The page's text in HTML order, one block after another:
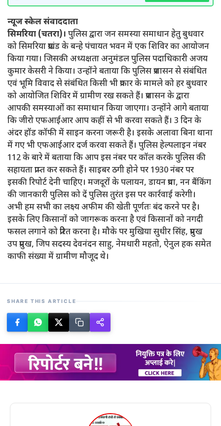
न्यूज स्केल संवाददाता
सिमरिया (चतरा)। पुलिस द्वारा जन समस्या समाधान हेतु बुधवार
को सिमरिया प्रखंड के बन्हे पंचायत भवन में एक शिविर का आयोजन
किया गया। जिसकी अध्यक्षता अनुमंडल पुलिस पदाधिकारी अजय
कुमार केसरी ने किया। उन्होंने बताया कि पुलिस प्रशासन से संबंधित
एवं भूमि विवाद से संबंधित किसी भी प्रकार के मामले को हर बुधवार
को आयोजित शिविर में ग्रामीण रख सकते हैं। प्रशासन के द्वारा
आपकी समस्याओं का समाधान किया जाएगा। उन्होंने आगे बताया
कि जीरो एफआईआर आप कहीं से भी करवा सकते हैं। 3 दिन के
अंदर हॉड कॉफी में साइन करना जरूरी है। इसके अलावा बिना थाना
में गए भी एफआईआर दर्ज करवा सकते हैं। पुलिस हेल्पलाइन नंबर
112 के बारे में बताया कि आप इस नंबर पर कॉल करके पुलिस की
सहायता प्राप्त कर सकते हैं। साइबर ठगी होने पर 1930 नंबर पर
इसकी रिपोर्ट देनी चाहिए। मजदूरों के पलायन, डायन प्रथा, नन बैंकिंग
की जानकारी पुलिस को दें पुलिस तुरंत इस पर कार्रवाई करेगी।
अभी हम सभी का लक्ष्य अफीम की खेती पूर्णतः बंद करने पर है।
इसके लिए किसानों को जागरूक करना है एवं किसानों को नगदी
फसल लगाने को प्रेरित करना है। मौके पर मुखिया सुधीर सिंह, प्रमुख
उप प्रमुख, जिप सदस्य देवनंदन साहु, नेमधारी महतो, ऐनुल हक समेत
काफी संख्या में ग्रामीण मौजूद थे।
SHARE THIS ARTICLE